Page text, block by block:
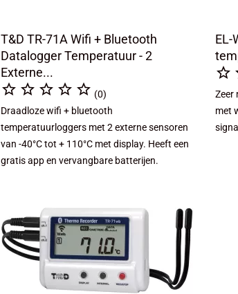
T&D TR-71A Wifi + Bluetooth
Datalogger Temperatuur - 2
Externe...
     (0)
Draadloze wifi + bluetooth
temperatuurloggers met 2 externe sensoren
van -40°C tot + 110°C met display. Heeft een
gratis app en vervangbare batterijen.
EL-

Zeer
met